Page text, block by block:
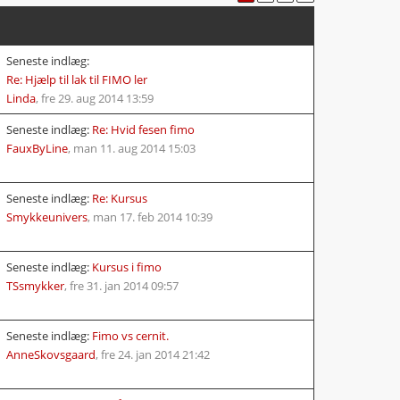
Seneste indlæg:
Re: Hjælp til lak til FIMO ler
Linda, fre 29. aug 2014 13:59
Seneste indlæg: Re: Hvid fesen fimo
FauxByLine, man 11. aug 2014 15:03
Seneste indlæg: Re: Kursus
Smykkeunivers, man 17. feb 2014 10:39
Seneste indlæg: Kursus i fimo
TSsmykker, fre 31. jan 2014 09:57
Seneste indlæg: Fimo vs cernit.
AnneSkovsgaard, fre 24. jan 2014 21:42